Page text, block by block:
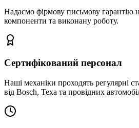
Надаємо фірмову письмову гарантію
компоненти та виконану роботу.
Сертифікований персонал
Наші механіки проходять регулярні
від Bosch, Texa та провідних